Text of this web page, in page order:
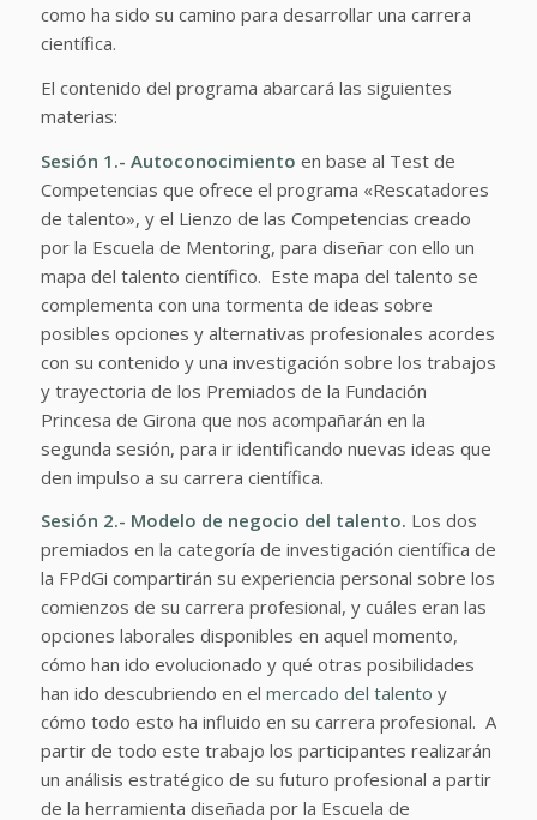
como ha sido su camino para desarrollar una carrera
científica.
El contenido del programa abarcará las siguientes
materias:
Sesión 1.- Autoconocimiento en base al Test de
Competencias que ofrece el programa «Rescatadores
de talento», y el Lienzo de las Competencias creado
por la Escuela de Mentoring, para diseñar con ello un
mapa del talento científico. Este mapa del talento se
complementa con una tormenta de ideas sobre
posibles opciones y alternativas profesionales acordes
con su contenido y una investigación sobre los trabajos
y trayectoria de los Premiados de la Fundación
Princesa de Girona que nos acompañarán en la
segunda sesión, para ir identificando nuevas ideas que
den impulso a su carrera científica.
Sesión 2.- Modelo de negocio del talento. Los dos
premiados en la categoría de investigación científica de
la FPdGi compartirán su experiencia personal sobre los
comienzos de su carrera profesional, y cuáles eran las
opciones laborales disponibles en aquel momento,
cómo han ido evolucionado y qué otras posibilidades
han ido descubriendo en el mercado del talento y
cómo todo esto ha influido en su carrera profesional. A
partir de todo este trabajo los participantes realizarán
un análisis estratégico de su futuro profesional a partir
de la herramienta diseñada por la Escuela de